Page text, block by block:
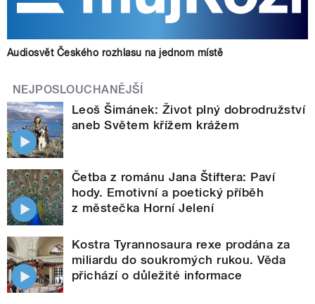
Audiosvět Českého rozhlasu na jednom místě
NEJPOSLOUCHANĚJŠÍ
Leoš Šimánek: Život plný dobrodružství
aneb Světem křížem krážem
Četba z románu Jana Štiftera: Paví
hody. Emotivní a poetický příběh
z městečka Horní Jelení
Kostra Tyrannosaura rexe prodána za
miliardu do soukromých rukou. Věda
přichází o důležité informace